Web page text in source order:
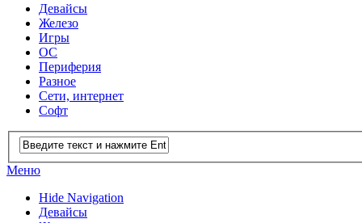
Девайсы
Железо
Игры
ОС
Периферия
Разное
Сети, интернет
Софт
Меню
Hide Navigation
Девайсы